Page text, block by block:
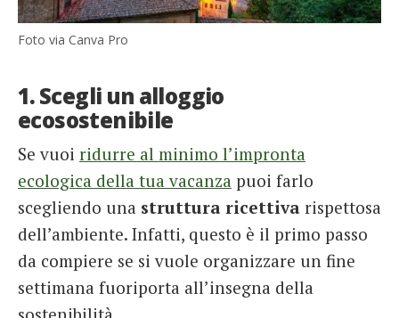
Foto via Canva Pro
1. Scegli un alloggio
ecosostenibile
Se vuoi ridurre al minimo l’impronta
ecologica della tua vacanza puoi farlo
scegliendo una struttura ricettiva rispettosa
dell’ambiente. Infatti, questo è il primo passo
da compiere se si vuole organizzare un fine
settimana fuoriporta all’insegna della